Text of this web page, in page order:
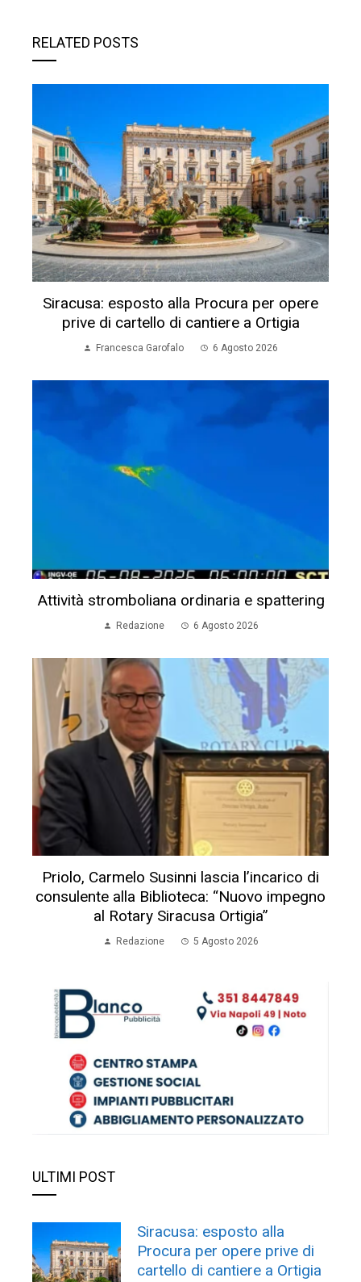
RELATED POSTS
Siracusa: esposto alla Procura per opere
prive di cartello di cantiere a Ortigia
Francesca Garofalo 6 Agosto 2026
Attività stromboliana ordinaria e spattering
Redazione 6 Agosto 2026
Priolo, Carmelo Susinni lascia l’incarico di
consulente alla Biblioteca: “Nuovo impegno
al Rotary Siracusa Ortigia”
Redazione 5 Agosto 2026
ULTIMI POST
Siracusa: esposto alla
Procura per opere prive di
cartello di cantiere a Ortigia